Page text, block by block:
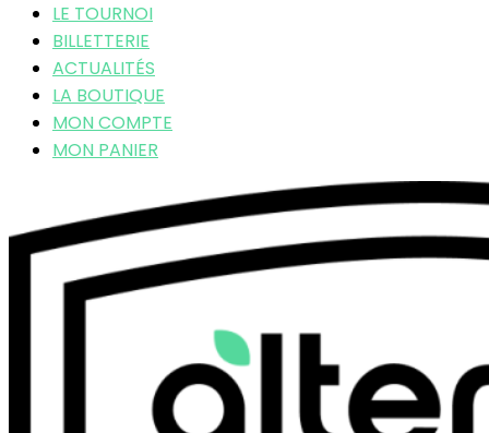
LE TOURNOI
BILLETTERIE
ACTUALITÉS
LA BOUTIQUE
MON COMPTE
MON PANIER